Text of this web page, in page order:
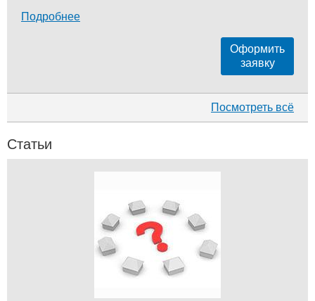
Подробнее
Оформить
заявку
Посмотреть всё
Статьи